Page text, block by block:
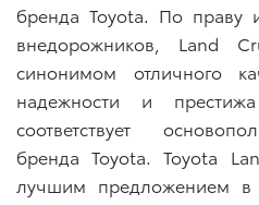
бренда Toyota. По праву
внедорожников, Land
синонимом отличного
надежности и
соответствует
бренда Toyota. Toyota
лучшим предложением в